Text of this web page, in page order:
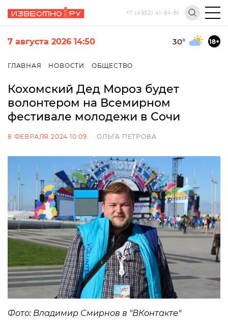
+7 (4932) 41-94-81
7 августа 2026 14:50 30° 18+
ГЛАВНАЯ НОВОСТИ ОБЩЕСТВО
Кохомский Дед Мороз будет
волонтером на Всемирном
фестивале молодежи в Сочи
8 ФЕВРАЛЯ 2024 10:09 ОЛЬГА ПЕТРОВА
Фото: Владимир Смирнов в "ВКонтакте"